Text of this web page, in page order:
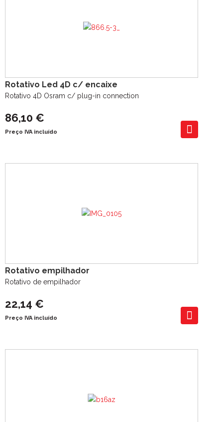
Rotativo Led 4D c/ encaixe
Rotativo 4D Osram c/ plug-in connection
86,10 €
Preço IVA incluído
Rotativo empilhador
Rotativo de empilhador
22,14 €
Preço IVA incluído